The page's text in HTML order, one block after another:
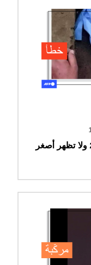
هذه الصورة منشورة عام 2019 ولا تظهر أصغر